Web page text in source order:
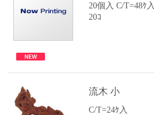
20個入 C/T=48ｹ入
20ｺ
流木 小
C/T=24ｹ入